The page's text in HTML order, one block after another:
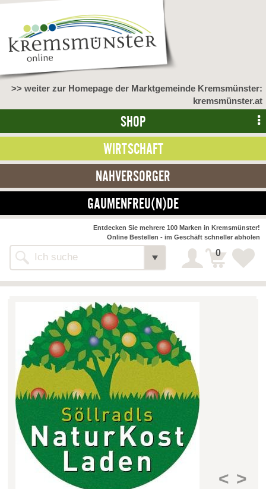
>> weiter zur Homepage der Marktgemeinde Kremsmünster:
kremsmünster.at
SHOP
WIRTSCHAFT
NAHVERSORGER
GAUMENFREU(N)DE
Alle Webseiten
Entdecken Sie mehrere 100 Marken in Kremsmünster!
Online Bestellen - im Geschäft schneller abholen
0
NAHVERSORGER
>> Bauernmarkt << Detail
Bäckerei-Konditorei-Café
Biohof Öllinger Detail
Fleischerei Hüthmayr Detail
Hofladen Hoffelner Detail
Kuglbauer - Familie Bischof
La Toscana Anita Wolf e.U. Detail
Söllradls Naturkostladen Detail
Stiftsgärtnerei Detail
Weinkellerei Stift
Kremsmünster
Detail
< >